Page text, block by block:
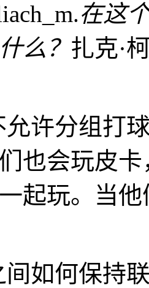
在这
么？ 扎克·
允许分组打
也会玩皮
起玩。当
间如何保持